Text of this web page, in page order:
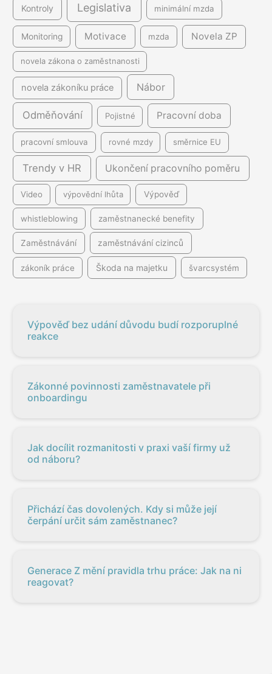
Kontroly Legislativa minimální mzda
Monitoring Motivace mzda Novela ZP
novela zákona o zaměstnanosti
novela zákoníku práce Nábor
Odměňování Pojistné Pracovní doba
pracovní smlouva rovné mzdy směrnice EU
Trendy v HR Ukončení pracovního poměru
Video výpovědní lhůta Výpověď
whistleblowing zaměstnanecké benefity
Zaměstnávání zaměstnávání cizinců
zákoník práce Škoda na majetku švarcsystém
Výpověď bez udání důvodu budí rozporuplné
reakce
Zákonné povinnosti zaměstnavatele při
onboardingu
Jak docílit rozmanitosti v praxi vaší firmy už
od náboru?
Přichází čas dovolených. Kdy si může její
čerpání určit sám zaměstnanec?
Generace Z mění pravidla trhu práce: Jak na ni
reagovat?